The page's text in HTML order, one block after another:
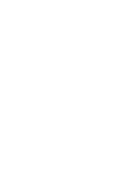
und technische
man durch die
man sich ausdrücklich
Homepage und machen